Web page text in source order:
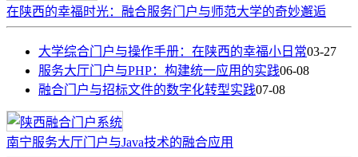
在陕西的幸福时光：融合服务门户与师范大学的奇妙邂逅
大学综合门户与操作手册：在陕西的幸福小日常03-27
服务大厅门户与PHP：构建统一应用的实践06-08
融合门户与招标文件的数字化转型实践07-08
南宁服务大厅门户与Java技术的融合应用